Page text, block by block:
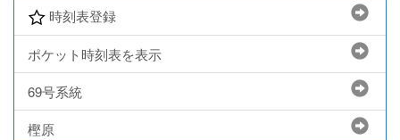
時刻表登録
ポケット時刻表を表示
69号系統
樫原